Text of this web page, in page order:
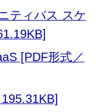
ティバス スケ
[PDF形式／